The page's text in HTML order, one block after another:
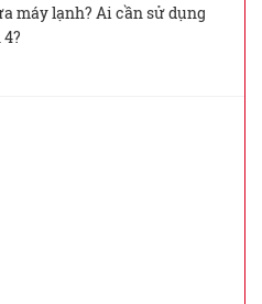
máy lạnh? Ai cần sử dụng